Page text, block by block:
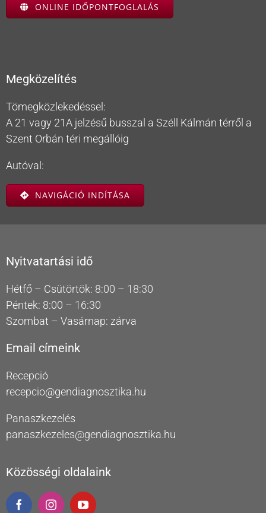
ONLINE IDŐPONTFOGLALÁS
Megközelítés
Tömegközlekedéssel:
A 21 vagy 21A jelzésű busszal a Széll Kálmán térről a
Szent Orbán téri megállóig
Autóval:
NAVIGÁCIÓ INDÍTÁSA
Nyitvatartási idő
Hétfő – Csütörtök: 8:00 – 18:30
Péntek: 8:00 – 16:30
Szombat – Vasárnap: zárva
Email címeink
Recepció
recepcio@gendiagnosztika.hu
Panaszkezelés
panaszkezeles@gendiagnosztika.hu
Közösségi oldalaink